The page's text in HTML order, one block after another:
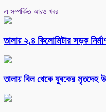
এ সম্পর্কিত আরও খবর
তালায় ২.৪ কিলোমিটার সড়ক
তালায় বিল থেকে যুবকের মৃতদেহ